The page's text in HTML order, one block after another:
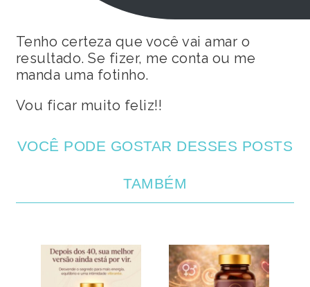
Tenho certeza que você vai amar o
resultado. Se fizer, me conta ou me
manda uma fotinho.
Vou ficar muito feliz!!
VOCÊ PODE GOSTAR DESSES POSTS
TAMBÉM